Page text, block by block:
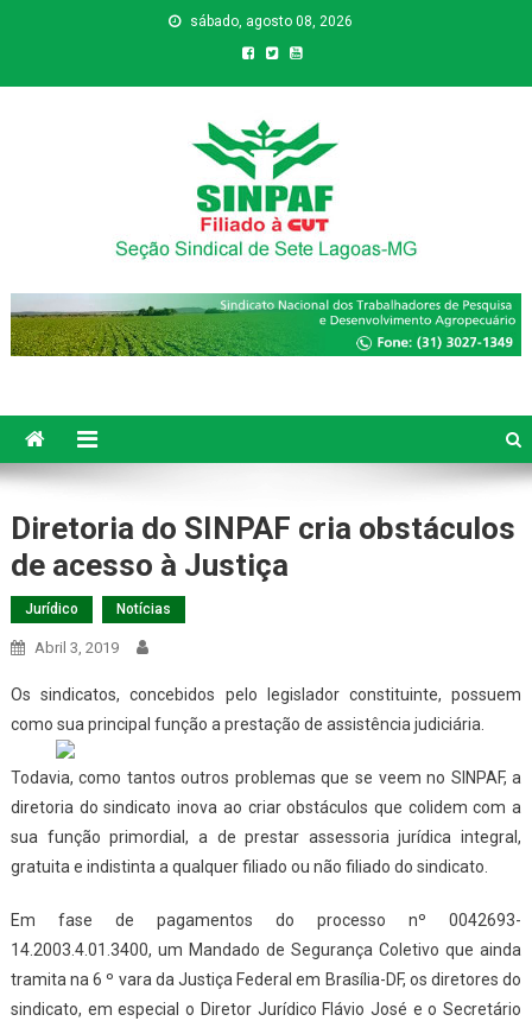
sábado, agosto 08, 2026
Sinpaf
Diretoria do SINPAF cria obstáculos
de acesso à Justiça
Jurídico Notícias
Abril 3, 2019
Os sindicatos, concebidos pelo legislador constituinte, possuem
como sua principal função a prestação de assistência judiciária.
Todavia, como tantos outros problemas que se veem no SINPAF, a
diretoria do sindicato inova ao criar obstáculos que colidem com a
sua função primordial, a de prestar assessoria jurídica integral,
gratuita e indistinta a qualquer filiado ou não filiado do sindicato.
Em fase de pagamentos do processo nº 0042693-
14.2003.4.01.3400, um Mandado de Segurança Coletivo que ainda
tramita na 6 º vara da Justiça Federal em Brasília-DF, os diretores do
sindicato, em especial o Diretor Jurídico Flávio José e o Secretário